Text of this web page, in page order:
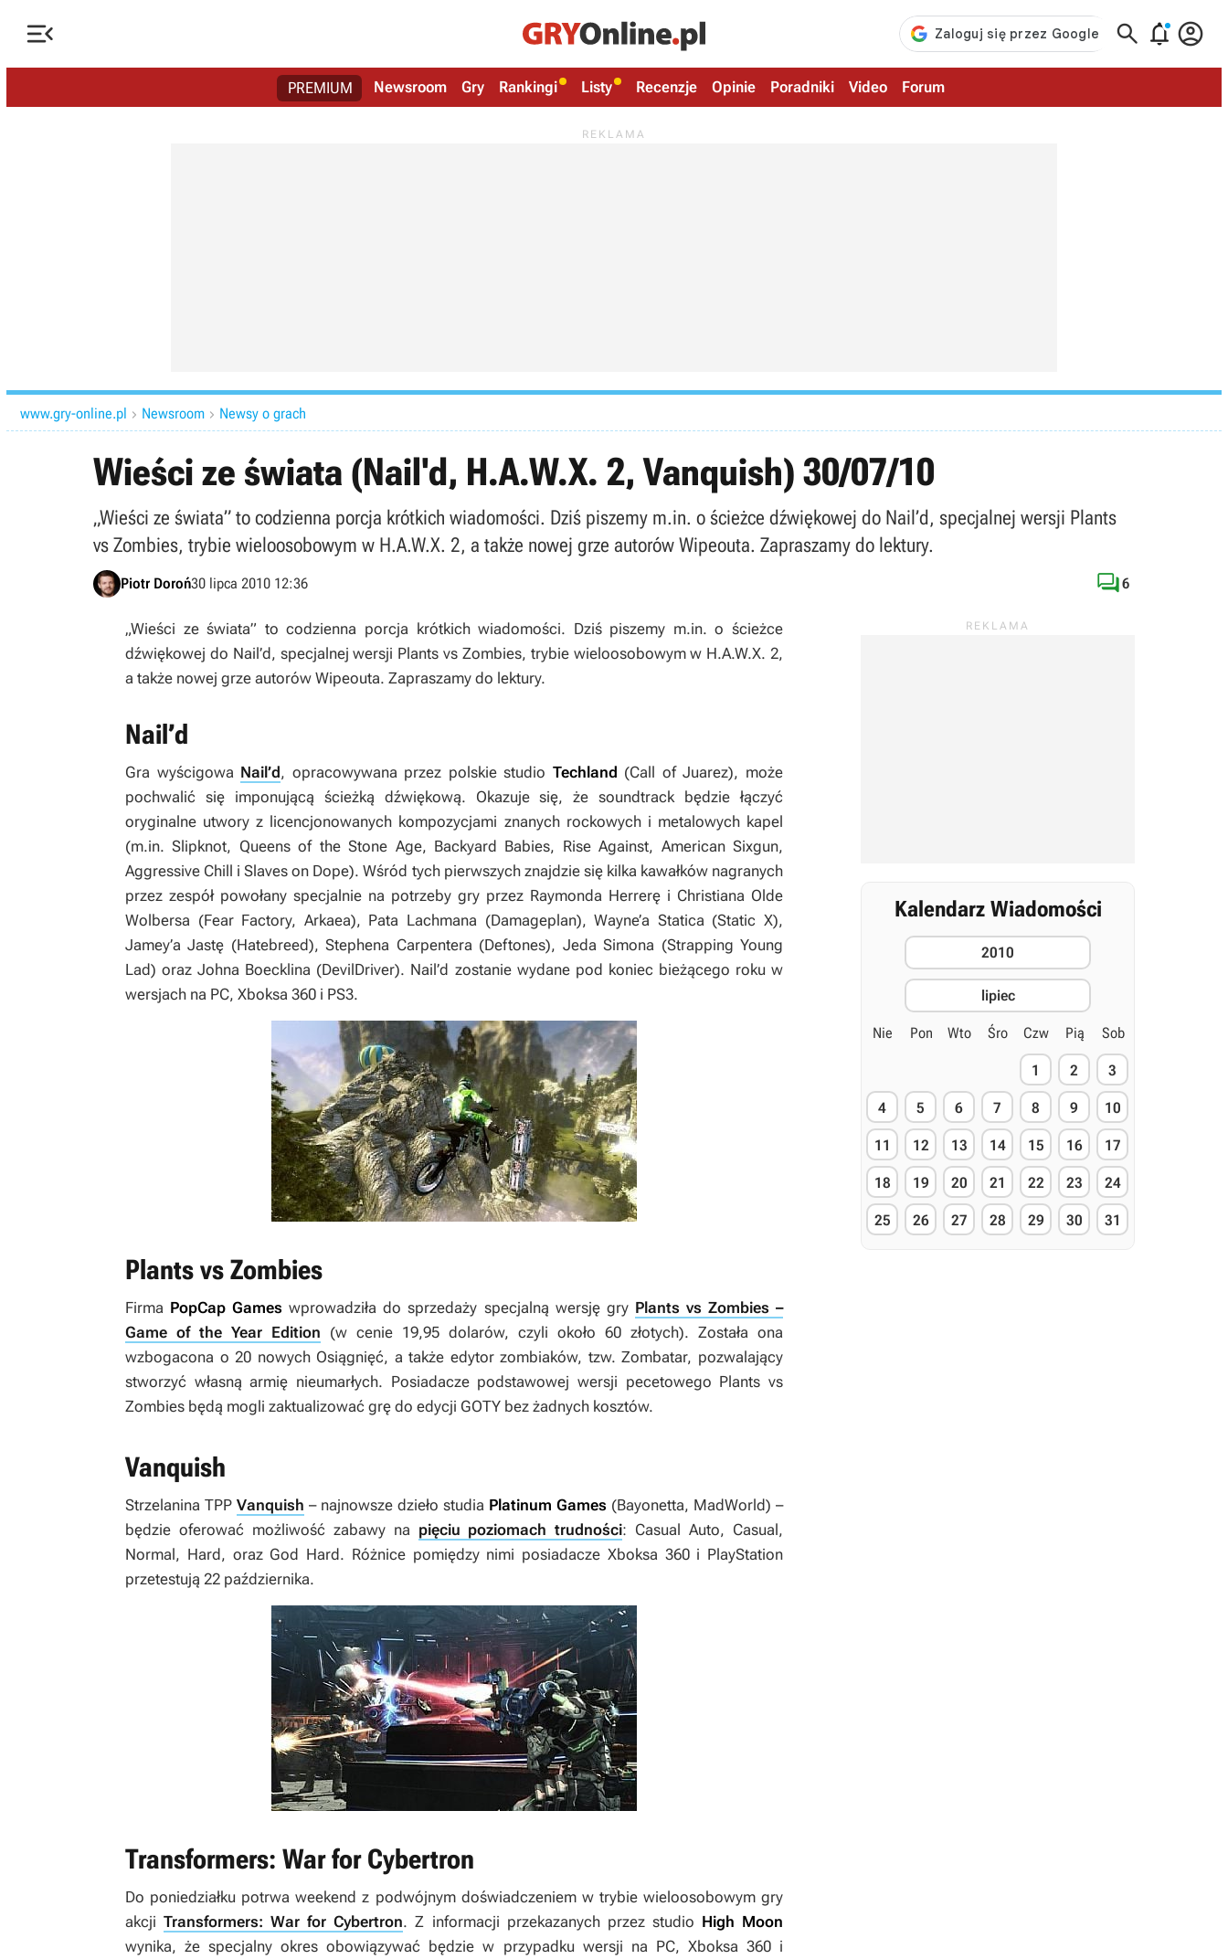
   
PREMIUM Newsroom Gry Rankingi Listy Recenzje Opinie Poradniki Video Forum
www.gry-online.pl  Newsroom  Newsy o grach
Wieści ze świata (Nail'd, H.A.W.X. 2, Vanquish) 30/07/10
„Wieści ze świata” to codzienna porcja krótkich wiadomości. Dziś piszemy m.in. o ścieżce dźwiękowej do Nail’d, specjalnej wersji Plants
vs Zombies, trybie wieloosobowym w H.A.W.X. 2, a także nowej grze autorów Wipeouta. Zapraszamy do lektury.
Piotr Doroń30 lipca 2010 12:36 6
„Wieści ze świata” to codzienna porcja krótkich wiadomości. Dziś piszemy m.in. o ścieżce
dźwiękowej do Nail’d, specjalnej wersji Plants vs Zombies, trybie wieloosobowym w H.A.W.X. 2,
a także nowej grze autorów Wipeouta. Zapraszamy do lektury.
Nail’d
Gra wyścigowa Nail’d, opracowywana przez polskie studio Techland (Call of Juarez), może
pochwalić się imponującą ścieżką dźwiękową. Okazuje się, że soundtrack będzie łączyć
oryginalne utwory z licencjonowanych kompozycjami znanych rockowych i metalowych kapel
(m.in. Slipknot, Queens of the Stone Age, Backyard Babies, Rise Against, American Sixgun,
Aggressive Chill i Slaves on Dope). Wśród tych pierwszych znajdzie się kilka kawałków nagranych
przez zespół powołany specjalnie na potrzeby gry przez Raymonda Herrerę i Christiana Olde
Wolbersa (Fear Factory, Arkaea), Pata Lachmana (Damageplan), Wayne’a Statica (Static X),
Jamey’a Jastę (Hatebreed), Stephena Carpentera (Deftones), Jeda Simona (Strapping Young
Lad) oraz Johna Boecklina (DevilDriver). Nail’d zostanie wydane pod koniec bieżącego roku w
wersjach na PC, Xboksa 360 i PS3.
Plants vs Zombies
Firma PopCap Games wprowadziła do sprzedaży specjalną wersję gry Plants vs Zombies –
Game of the Year Edition (w cenie 19,95 dolarów, czyli około 60 złotych). Została ona
wzbogacona o 20 nowych Osiągnięć, a także edytor zombiaków, tzw. Zombatar, pozwalający
stworzyć własną armię nieumarłych. Posiadacze podstawowej wersji pecetowego Plants vs
Zombies będą mogli zaktualizować grę do edycji GOTY bez żadnych kosztów.
Vanquish
Strzelanina TPP Vanquish – najnowsze dzieło studia Platinum Games (Bayonetta, MadWorld) –
będzie oferować możliwość zabawy na pięciu poziomach trudności: Casual Auto, Casual,
Normal, Hard, oraz God Hard. Różnice pomiędzy nimi posiadacze Xboksa 360 i PlayStation
przetestują 22 października.
Transformers: War for Cybertron
Do poniedziałku potrwa weekend z podwójnym doświadczeniem w trybie wieloosobowym gry
akcjiTransformers: War for Cybertron. Z informacji przekazanych przez studio High Moon
wynika, że specjalny okres obowiązywać będzie w przypadku wersji na PC, Xboksa 360 i
Kalendarz Wiadomości
2010
lipiec
Nie Pon Wto Śro Czw Pią Sob
1 2 3
4 5 6 7 8 9 10
11 12 13 14 15 16 17
18 19 20 21 22 23 24
25 26 27 28 29 30 31